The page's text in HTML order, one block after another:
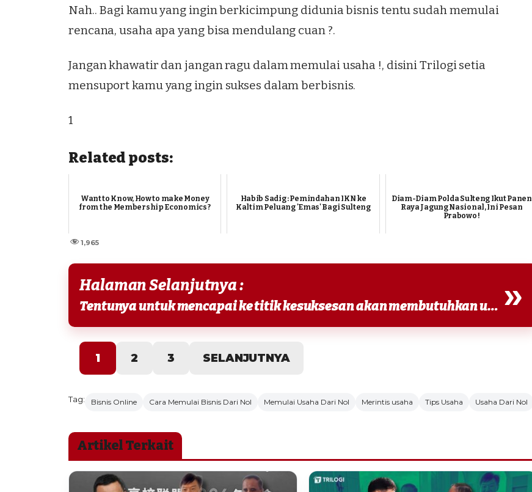
Nah.. Bagi kamu yang ingin berkicimpung diduniabisnis tentu sudah memulai
rencana, usaha apa yang bisa mendulang cuan ?.
Jangan khawatir dan jangan ragu dalam memulai usaha !, disini Trilogi setia
mensuport kamu yang ingin sukses dalam berbisnis.
1
Related posts:
Want to Know, How to make Money
from the Membership Economics ?
Habib Sadig : Pemindahan IKN ke
Kaltim Peluang 'Emas' Bagi Sulteng
Diam-Diam Polda Sulteng Ikut Panen
Raya Jagung Nasional, Ini Pesan
Prabowo !
1,965
Halaman Selanjutnya :
Tentunya untuk mencapai ke titik kesuksesan akan membutuhkan upaya besar. Ikuti petunjuk... »
1 2 3 SELANJUTNYA
Tag: Bisnis Online Cara Memulai Bisnis Dari Nol Memulai Usaha Dari Nol Merintis usaha Tips Usaha Usaha Dari Nol
Artikel Terkait